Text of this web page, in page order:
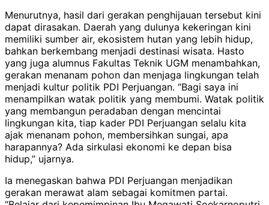
Menurutnya, hasil dari gerakan penghijauan tersebut kini
dapat dirasakan. Daerah yang dulunya kekeringan kini
memiliki sumber air, ekosistem hutan yang lebih hidup,
bahkan berkembang menjadi destinasi wisata. Hasto
yang juga alumnus Fakultas Teknik UGM menambahkan,
gerakan menanam pohon dan menjaga lingkungan telah
menjadi kultur politik PDI Perjuangan. “Bagi saya ini
menampilkan watak politik yang membumi. Watak politik
yang membangun peradaban dengan mencintai
lingkungan kita, tiap kader PDI Perjuangan selalu kita
ajak menanam pohon, membersihkan sungai, apa
harapannya? Ada sirkulasi ekonomi ke depan bisa
hidup,” ujarnya.
Ia menegaskan bahwa PDI Perjuangan menjadikan
gerakan merawat alam sebagai komitmen partai.